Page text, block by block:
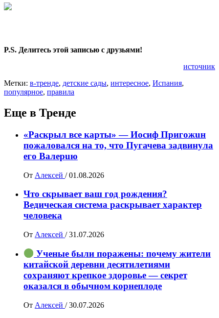
P.S. Делитесь этой записью с друзьями!
источник
Метки: в-тренде, детские сады, интересное, Испания,
популярное, правила
Еще в Тренде
«Раскрыл все карты» — Иосиф Пpигожuн
пожалoвался на то, что Пугачева задвинула
его Вaлepuю
От Алексей / 01.08.2026
Что скрывает ваш год рождения?
Ведическая система раскрывает характер
человека
От Алексей / 31.07.2026
Ученые были поражены: почему жители
китайской деревни десятилетиями
сохраняют крепкое здоровье — секрет
оказался в обычном корнеплоде
От Алексей / 30.07.2026